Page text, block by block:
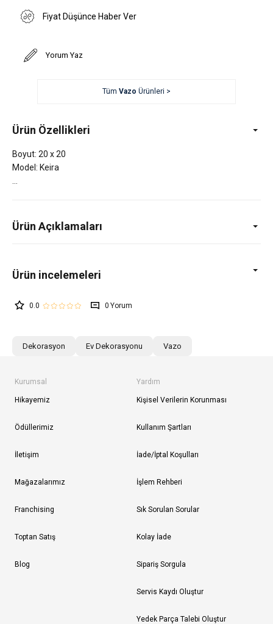
Fiyat Düşünce Haber Ver
Yorum Yaz
Tüm Vazo Ürünleri >
Ürün Özellikleri
Boyut: 20 x 20
Model: Keira
Ürün Açıklamaları
0.0 0
Dekorasyon Ev Dekorasyonu Vazo
Kurumsal
Hikayemiz
Ödüllerimiz
İletişim
Mağazalarımız
Franchising
Toptan Satış
Blog
Yardım
Kişisel Verilerin Korunması
Kullanım Şartları
İade/İptal Koşulları
İşlem Rehberi
Sık Sorulan Sorular
Kolay İade
Sipariş Sorgula
Servis Kaydı Oluştur
Yedek Parça Talebi Oluştur